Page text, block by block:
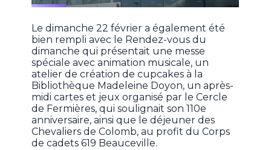
Le dimanche 22 février a également été
bien rempli avec le Rendez-vous du
dimanche qui présentait une messe
spéciale avec animation musicale, un
atelier de création de cupcakes à la
Bibliothèque Madeleine Doyon, un après-
midi cartes et jeux organisé par le Cercle
de Fermières, qui soulignait son 110e
anniversaire, ainsi que le déjeuner des
Chevaliers de Colomb, au profit du Corps
de cadets 619 Beauceville.